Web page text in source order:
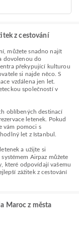
z cestování
můžete snadno najít
dovolenou do
překypující kulturou
si najde něco. S
vzdálena jen let.
společností v
oblíbených destinací
letenek. Pokud
vám pomoci s
let z Istanbul.
a užijte si
Airpaz můžete
které odpovídají vašemu
zážitek z cestování
Maroc z města